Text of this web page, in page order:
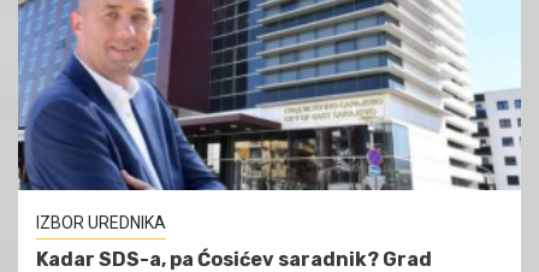
IZBOR UREDNIKA
Kadar SDS-a, pa Ćosićev saradnik? Grad